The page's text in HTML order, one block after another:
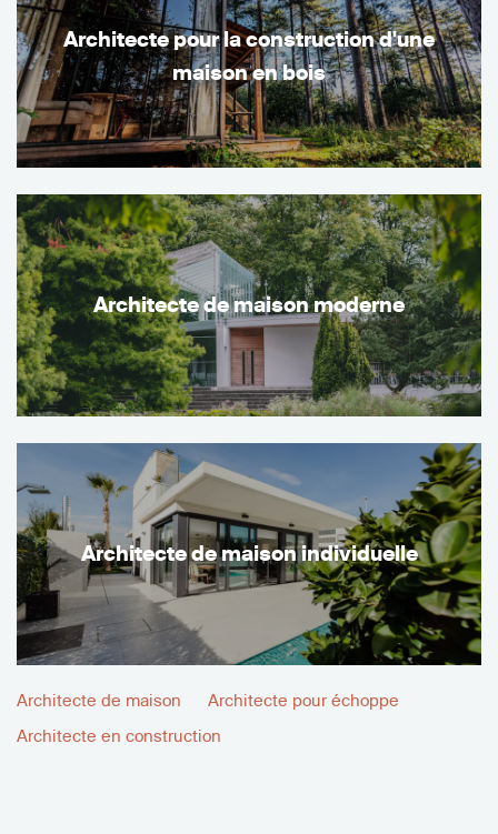
Architecte pour la construction d'une
maison en bois
Architecte de maison moderne
Architecte de maison individuelle
Architecte de maison
Architecte pour échoppe
Architecte en construction